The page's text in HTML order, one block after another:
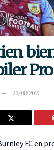
29/08/2023
FC en